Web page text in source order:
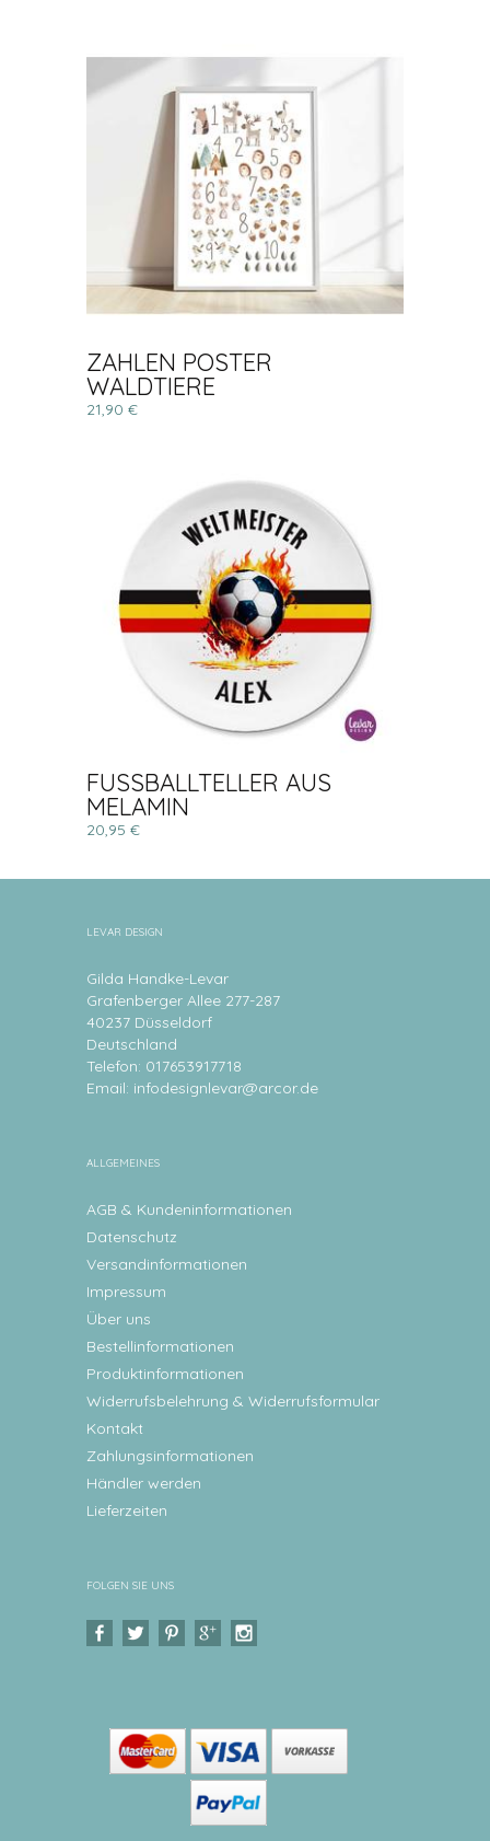
ZAHLEN POSTER
WALDTIERE
21,90 €
FUSSBALLTELLER AUS
MELAMIN
20,95 €
LEVAR DESIGN
Gilda Handke-Levar
Grafenberger Allee 277-287
40237 Düsseldorf
Deutschland
Telefon: 017653917718
Email: infodesignlevar@arcor.de
ALLGEMEINES
AGB & Kundeninformationen
Datenschutz
Versandinformationen
Impressum
Über uns
Bestellinformationen
Produktinformationen
Widerrufsbelehrung & Widerrufsformular
Kontakt
Zahlungsinformationen
Händler werden
Lieferzeiten
FOLGEN SIE UNS